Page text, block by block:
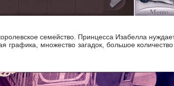
семейство. Принцесса Изабелла
графика, множество загадок, большое